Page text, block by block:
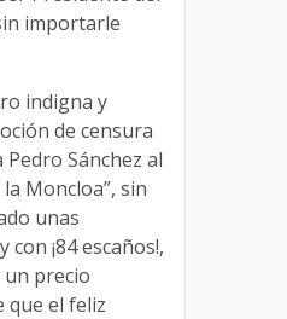
importarle
indigna y
de censura
Sánchez al
la Moncloa”, sin
unas
con ¡84 escaños!,
precio
el feliz